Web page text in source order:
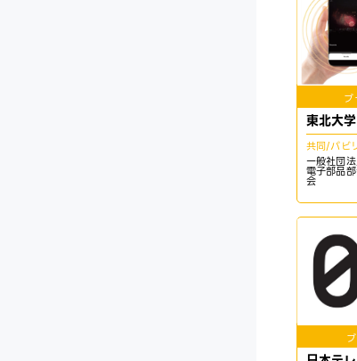
ブ
東北大
共同/パビ
一般社団
電子部品
会